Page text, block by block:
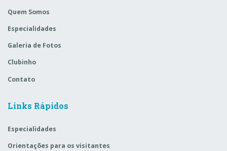
Quem Somos
Especialidades
Galeria de Fotos
Clubinho
Contato
Links Rápidos
Especialidades
Orientações para os visitantes